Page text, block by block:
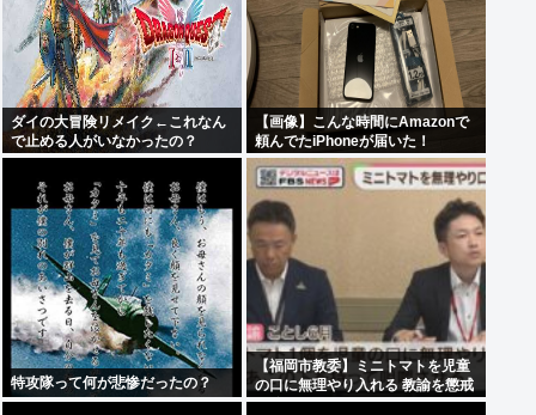
ダイの大冒険リメイク←これなん
で止める人がいなかったの？
【画像】こんな時間にAmazonで
頼んでたiPhoneが届いた！
特攻隊って何が悲惨だったの？
【福岡市教委】ミニトマトを児童
の口に無理やり入れる 教諭を懲戒
処分